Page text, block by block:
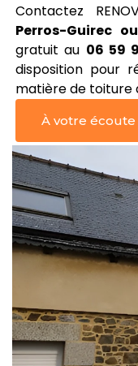
Contactez
Perros-Guirec
gratuit au 06 59
disposition pour
matière de toiture
À votre écoute